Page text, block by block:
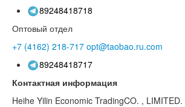
89248418718
Оптовый отдел
+7 (4162) 218-717 opt@taobao.ru.com
89248418717
Контактная информация
Heihe Yilin Economic TradingCO. , LIMITED.